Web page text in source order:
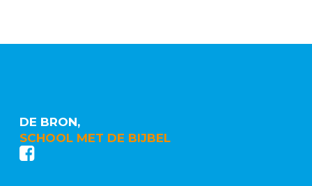
DE BRON,
SCHOOL MET DE BIJBEL